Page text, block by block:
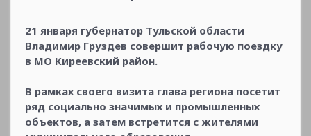
21 января губернатор Тульской области
Владимир Груздев совершит рабочую поездку
в МО Киреевский район.
В рамках своего визита глава региона посетит
ряд социально значимых и промышленных
объектов, а затем встретится с жителями